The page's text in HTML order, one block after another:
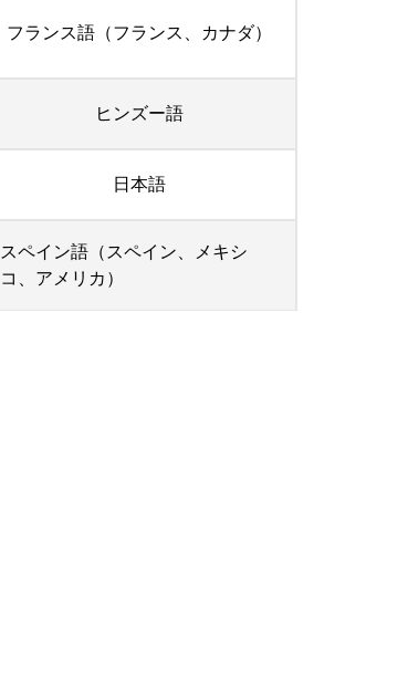
フランス語（フランス、カナダ）
ヒンズー語
日本語
スペイン語（スペイン、メキシ
コ、アメリカ）